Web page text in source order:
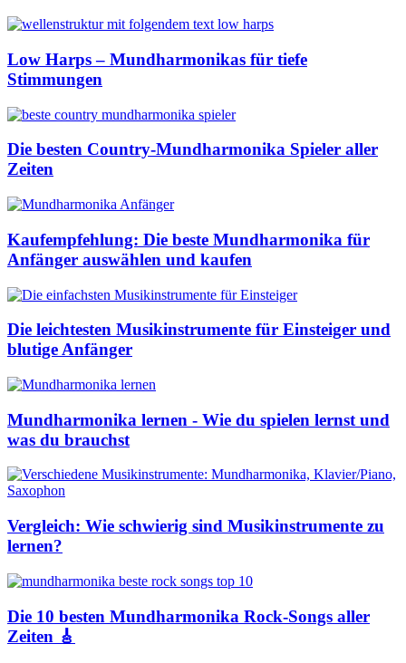
Low Harps – Mundharmonikas für tiefe
Stimmungen
Die besten Country-Mundharmonika Spieler aller
Zeiten
Kaufempfehlung: Die beste Mundharmonika für
Anfänger auswählen und kaufen
Die leichtesten Musikinstrumente für Einsteiger und
blutige Anfänger
Mundharmonika lernen - Wie du spielen lernst und
was du brauchst
Vergleich: Wie schwierig sind Musikinstrumente zu
lernen?
Die 10 besten Mundharmonika Rock-Songs aller
Zeiten 🎸